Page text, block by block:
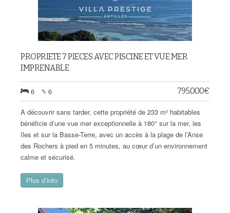
PROPRIETE 7 PIECES AVEC PISCINE ET VUE MER
IMPRENABLE
6 6 795.000€
A découvrir sans tarder, cette propriété de 233 m² habitables
bénéficie d’une vue mer exceptionnelle à 180° sur la mer, les
îles et sur la Basse-Terre, avec un accès à la plage de l’Anse
des Rochers à pied en 5 minutes, au cœur d’un environnement
calme et sécurisé.
Plus d’info